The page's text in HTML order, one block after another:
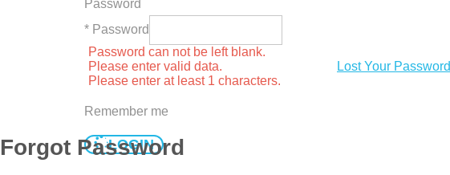
Password
* Password
Password can not be left blank.
Please enter valid data.
Please enter at least 1 characters.
Remember me
LOGIN
Lost Your Password
Forgot Password